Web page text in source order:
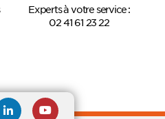
Experts à votre service :
02 41 61 23 22
Facebook
surnous sur
Suivez- Suivez-